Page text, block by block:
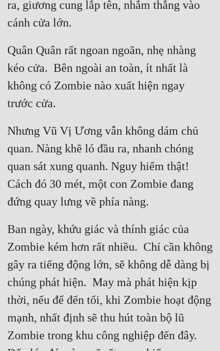
Hệ Thống
Học Đường
Khoa Huyễn
Kinh Dị
Kiếm Hiệp
Kỳ Huyễn
Làm Giàu
Lịch Sử
Mưu Mô
Ngôn Tình
ra, giương cung lắp tên, nhắm thẳng vào
Quân Quân rất ngoan ngoãn, nhẹ nhàng
kéo cửa.  Bên ngoài an toàn, ít nhất là
không có Zombie nào xuất hiện ngay
Nhưng Vũ Vị Ương vẫn không dám chủ
quan. Nàng khẽ ló đầu ra, nhanh chóng
quan sát xung quanh. Nguy hiểm thật!
Cách đó 30 mét, một con Zombie đang
Ban ngày, khứu giác và thính giác của
Zombie kém hơn rất nhiều.  Chỉ cần không
gây ra tiếng động lớn, sẽ không dễ dàng bị
chúng phát hiện.  May mà phát hiện kịp
thời, nếu để đến tối, khi Zombie hoạt động
mạnh, nhất định sẽ thu hút toàn bộ lũ
Zombie trong khu công nghiệp đến đây.